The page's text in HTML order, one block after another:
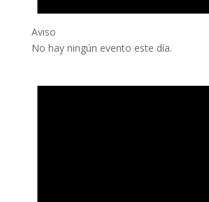
Aviso
No hay ningún evento este día.